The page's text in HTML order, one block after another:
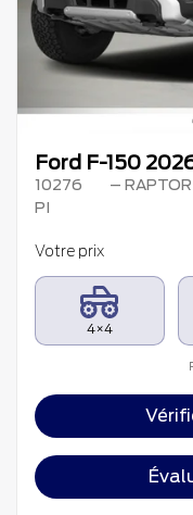
Ford F-150
10276
– RAPTOR
PI
Votre prix
4×4